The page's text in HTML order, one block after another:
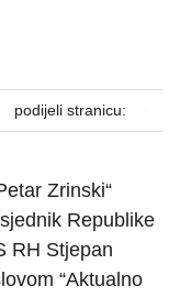
podijeli stranicu:
Zrinski“
Republike
RH Stjepan
“Aktualno